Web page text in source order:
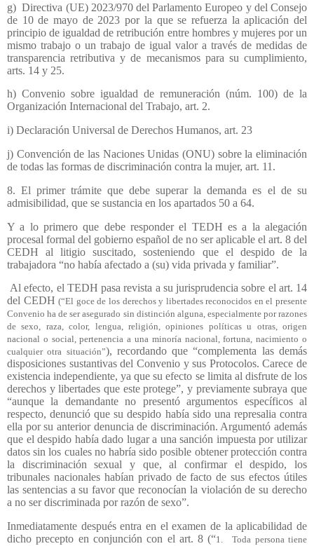
g) Directiva (UE) 2023/970 del Parlamento Europeo y del Consejo
de 10 de mayo de 2023 por la que se refuerza la aplicación del
principio de igualdad de retribución entre hombres y mujeres por un
mismo trabajo o un trabajo de igual valor a través de medidas de
transparencia retributiva y de mecanismos para su cumplimiento,
arts. 14 y 25.
h) Convenio sobre igualdad de remuneración (núm. 100) de la
Organización Internacional del Trabajo, art. 2.
i) Declaración Universal de Derechos Humanos, art. 23
j) Convención de las Naciones Unidas (ONU) sobre la eliminación
de todas las formas de discriminación contra la mujer, art. 11.
8. El primer trámite que debe superar la demanda es el de su
admisibilidad, que se sustancia en los apartados 50 a 64.
Y a lo primero que debe responder el TEDH es a la alegación
procesal formal del gobierno español de no ser aplicable el art. 8 del
CEDH al litigio suscitado, sosteniendo que el despido de la
trabajadora “no había afectado a (su) vida privada y familiar”.
Al efecto, el TEDH pasa revista a su jurisprudencia sobre el art. 14
del CEDH(“El goce de los derechos y libertades reconocidos en el presente
Convenio ha de ser asegurado sin distinción alguna, especialmente por razones
de sexo, raza, color, lengua, religión, opiniones políticas u otras, origen
nacional o social, pertenencia a una minoría nacional, fortuna, nacimiento o
cualquier otra situación”), recordando que “complementa las demás
disposiciones sustantivas del Convenio y sus Protocolos. Carece de
existencia independiente, ya que su efecto se limita al disfrute de los
derechos y libertades que este protege”, y previamente subraya que
“aunque la demandante no presentó argumentos específicos al
respecto, denunció que su despido había sido una represalia contra
ella por su anterior denuncia de discriminación. Argumentó además
que el despido había dado lugar a una sanción impuesta por utilizar
datos sin los cuales no habría sido posible obtener protección contra
la discriminación sexual y que, al confirmar el despido, los
tribunales nacionales habían privado de facto de sus efectos útiles
las sentencias a su favor que reconocían la violación de su derecho
a no ser discriminada por razón de sexo”.
Inmediatamente después entra en el examen de la aplicabilidad de
dicho precepto en conjunción con el art. 8 (“1. Toda persona tiene